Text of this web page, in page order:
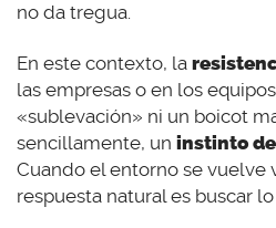
no da tregua.
En este contexto, la
las empresas o en los
«sublevación» ni un boicot
sencillamente, un instinto
Cuando el entorno se vuelve
respuesta natural es buscar